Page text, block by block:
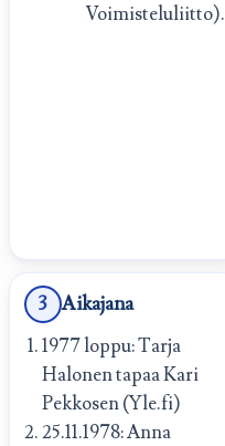
Voimisteluliitto).
3 Aikajana
1977 loppu: Tarja
Halonen tapaa Kari
Pekkosen (Yle.fi)
25.11.1978: Anna